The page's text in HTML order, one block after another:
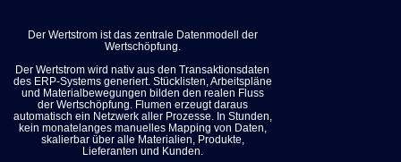
Prioritäten
des
Wertstroms
steuern.
Supply
Der Wertstrom ist das zentrale Datenmodell der
Wertschöpfung.
Der Wertstrom wird nativ aus den Transaktionsdaten
des ERP-Systems generiert. Stücklisten, Arbeitspläne
und Materialbewegungen bilden den realen Fluss
der Wertschöpfung. Flumen erzeugt daraus
automatisch ein Netzwerk aller Prozesse. In Stunden,
kein monatelanges manuelles Mapping von Daten,
skalierbar über alle Materialien, Produkte,
Lieferanten und Kunden.